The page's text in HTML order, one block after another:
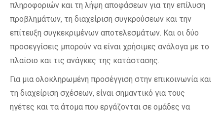
πληροφοριών και τη λήψη αποφάσεων για την επίλυση
προβλημάτων, τη διαχείριση συγκρούσεων και την
επίτευξη συγκεκριμένων αποτελεσμάτων. Και οι δύο
προσεγγίσεις μπορούν να είναι χρήσιμες ανάλογα με το
πλαίσιο και τις ανάγκες της κατάστασης.
Για μια ολοκληρωμένη προσέγγιση στην επικοινωνία και
τη διαχείριση σχέσεων, είναι σημαντικό για τους
ηγέτες και τα άτομα που εργάζονται σε ομάδες να